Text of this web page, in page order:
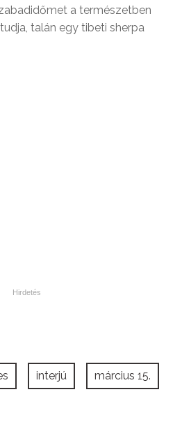
a természetben
talán egy tibeti sherpa
interjú március 15.